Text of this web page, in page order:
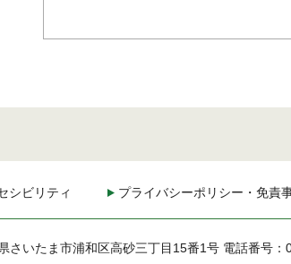
シビリティ プライバシーポリシー・免責
さいたま市浦和区高砂三丁目15番1号 電話番号：